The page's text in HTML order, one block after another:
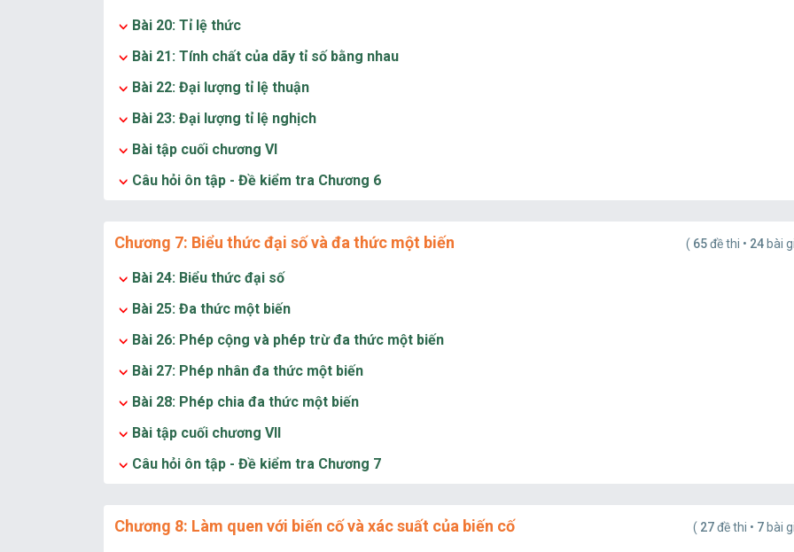
Bài 20: Tỉ lệ thức
Bài 21: Tính chất của dãy tỉ số bằng nhau
Bài 22: Đại lượng tỉ lệ thuận
Bài 23: Đại lượng tỉ lệ nghịch
Bài tập cuối chương VI
Câu hỏi ôn tập - Đề kiểm tra Chương 6
Chương 7: Biểu thức đại số và đa thức một biến ( 65đề thi • 24 bài
Bài 24: Biểu thức đại số
Bài 25: Đa thức một biến
Bài 26: Phép cộng và phép trừ đa thức một biến
Bài 27: Phép nhân đa thức một biến
Bài 28: Phép chia đa thức một biến
Bài tập cuối chương VII
Câu hỏi ôn tập - Đề kiểm tra Chương 7
Chương 8: Làm quen với biến cố và xác suất của biến cố ( 27đề thi • 7 bài